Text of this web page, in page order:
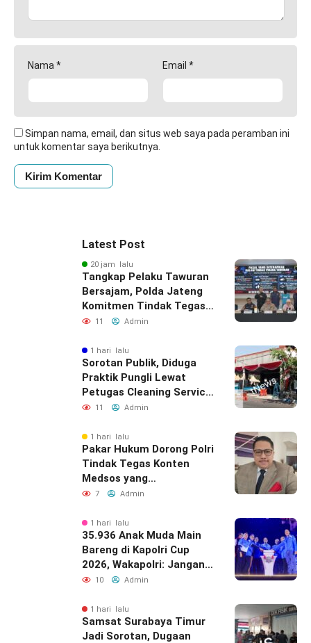
Nama * Email *
Simpan nama, email, dan situs web saya pada peramban ini
untuk komentar saya berikutnya.
Latest Post
20 jam lalu
Tangkap Pelaku Tawuran
Bersajam, Polda Jateng
Komitmen Tindak Tegas
Kelompok Remaja yang
11 Admin
1 hari lalu
Sorotan Publik, Diduga
Praktik Pungli Lewat
Petugas Cleaning Service
Samsat Timur
11 Admin
1 hari lalu
Pakar Hukum Dorong Polri
Tindak Tegas Konten
Medsos yang
Mengandung Provokasi
7 Admin
1 hari lalu
35.936 Anak Muda Main
Bareng di Kapolri Cup
2026, Wakapolri: Jangan
Cuma Jadi Penonton,
10 Admin
1 hari lalu
Samsat Surabaya Timur
Jadi Sorotan, Dugaan